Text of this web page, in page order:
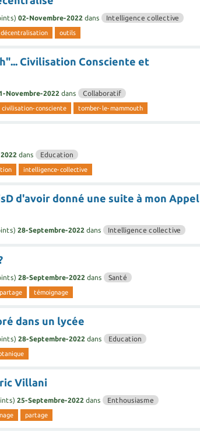
02-Novembre-2022 dans Intelligence collective
décentralisation outils
Civilisation Consciente et
Novembre-2022 dans Collaboratif
civilisation-consciente tomber-le-mammouth
dans Education
intelligence-collective
d'avoir donné une suite à mon Appel
28-Septembre-2022 dans Intelligence collective
28-Septembre-2022 dans Santé
partage témoignage
dans un lycée
28-Septembre-2022 dans Education
Villani
25-Septembre-2022 dans Enthousiasme
partage